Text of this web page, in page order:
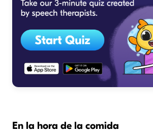
En la hora de la comida